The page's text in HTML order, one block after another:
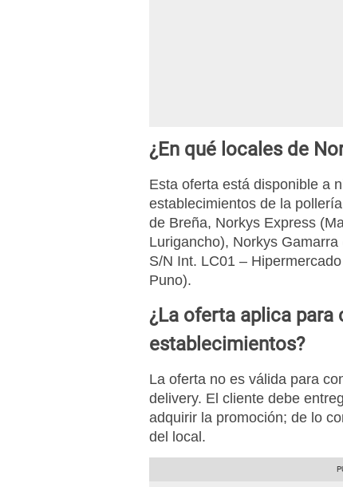
¿En qué locales de
Esta oferta está disponible a
establecimientos de la
de Breña, Norkys Express
Lurigancho), Norkys
S/N Int. LC01 –
Puno).
¿La oferta aplica para
establecimientos?
La oferta no es válida para
delivery. El cliente debe
adquirir la promoción; de lo
del local.